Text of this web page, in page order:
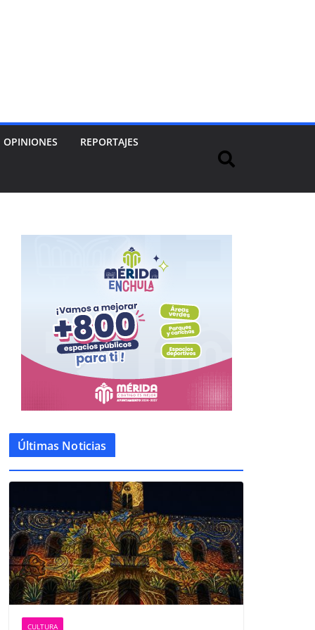
OPINIONES REPORTAJES
Últimas Noticias
CULTURA